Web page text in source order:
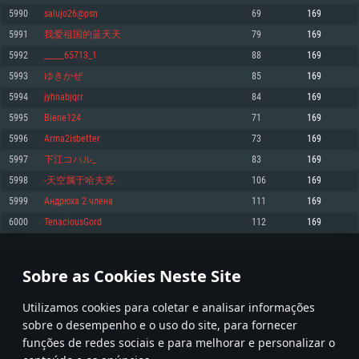
Sobre as Cookies Neste Site
Utilizamos cookies para coletar e analisar informações
sobre o desempenho e o uso do site, para fornecer
funções de redes sociais e para melhorar e personalizar o
Memória: 4GB
Placa Gráfica: Placa com DirectX 11: AMD Radeon 77XX / NVIDIA GeForce
GTX 660. Resolução mínima suportada: 720p
Network: Internet de banda larga.
Disco: 23,1 GB
Recomendado
superior, Radeon RX 570 ou superior
Disco: 75,9 GB
Memória: 6 GB
Placa Gráfica: Intel Iris Pro 5200 (Mac), equivalentes AMD/Nvidia para Mac.
Resolução mínima suportada: 720p com suporte Metal.
Network: Internet de banda larga.
Disco: 21,5 GB
Recomendado
Network: Internet de banda larga.
Memória: 4 GB
Placa Gráfica: NVIDIA 660 com os drivers mais recentes (não mais de 6
meses) / equivalentes AMD com os drivers mais recentes com suporte
Vulkan (não mais de 6 meses); Resolução mínima suportada: 720p.
Network: Internet de banda larga.
Disco: 21,5 GB
Recomendado
Sistema Operativo: Ubuntu 20.04 64bit
Processador: Intel Core i7
Memória: 16 GB
Placa Gráfica: NVIDIA 1060 com os drivers mais recentes (não mais de 6
meses) / equivalentes AMD (Radeon RX 570) com os drivers mais recentes
Network: Internet de banda larga.
5990 salujo26@psn 69 169
5991 我爱祖国的蓝天天 79 169
5992 _____65713_1 88 169
5993 ゆきかぜ 85 169
5994 jyhnabjqrr 84 169
5995 Biene124 71 169
5996 Arma2isbetter 73 169
5997 下江コハル_ 83 169
5998 -天空属于哈夫克- 106 169
5999 Андрюха 2 члена 111 169
6000 TenaciousGord 112 169